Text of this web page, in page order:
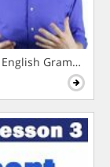
Grammar